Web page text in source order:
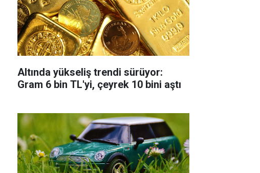
Altında yükseliş trendi sürüyor:
Gram 6 bin TL'yi, çeyrek 10 bini aştı